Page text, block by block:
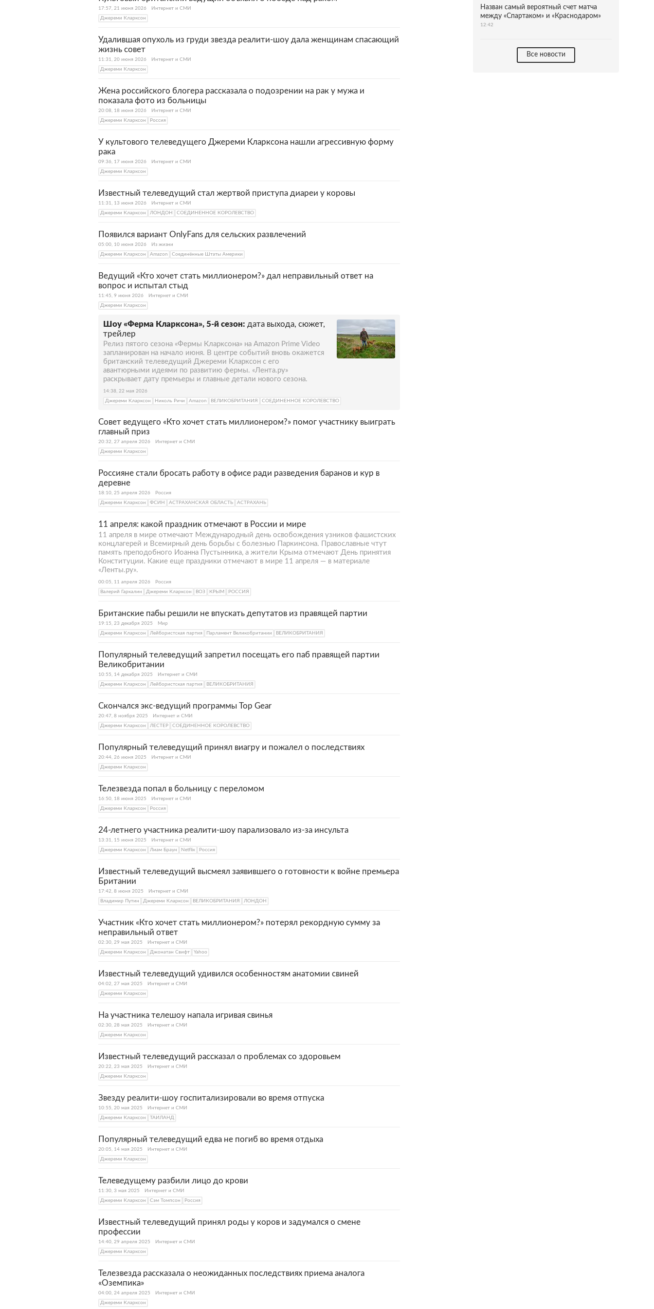
17:57, 21 июня 2026
Интернет и СМИ
Джереми Кларксон
Удалившая опухоль из груди звезда реалити-шоу дала женщинам спасающий
жизнь совет
11:31, 20 июня 2026
Интернет и СМИ
Джереми Кларксон
Жена российского блогера рассказала о подозрении на рак у мужа и
показала фото из больницы
20:08, 18 июня 2026
Интернет и СМИ
Джереми Кларксон
Россия
У культового телеведущего Джереми Кларксона нашли агрессивную форму
рака
09:36, 17 июня 2026
Интернет и СМИ
Джереми Кларксон
Известный телеведущий стал жертвой приступа диареи у коровы
11:31, 13 июня 2026
Интернет и СМИ
Джереми Кларксон
ЛОНДОН СОЕДИНЕННОЕ КОРОЛЕВСТВО
Появился вариант OnlyFans для сельских развлечений
05:00, 10 июня 2026
Из жизни
Джереми Кларксон
Amazon Соединённые Штаты Америки
Ведущий «Кто хочет стать миллионером?» дал неправильный ответ на
вопрос и испытал стыд
11:45, 9 июня 2026
Интернет и СМИ
Джереми Кларксон
Шоу «Ферма Кларксона», 5-й сезон: дата выхода, сюжет,
трейлер
Релиз пятого сезона «Фермы Кларксона» на Amazon Prime Video
запланирован на начало июня. В центре событий вновь окажется
британский телеведущий Джереми Кларксон с его
авантюрными идеями по развитию фермы. «Лента.ру»
раскрывает дату премьеры и главные детали нового сезона.
14:38, 22 мая 2026
Джереми Кларксон
Николь Ричи Amazon ВЕЛИКОБРИТАНИЯ СОЕДИНЕННОЕ КОРОЛЕВСТВО
Совет ведущего «Кто хочет стать миллионером?» помог участнику выиграть
главный приз
20:32, 27 апреля 2026
Интернет и СМИ
Джереми Кларксон
Россияне стали бросать работу в офисе ради разведения баранов и кур в
деревне
18:10, 25 апреля 2026
Россия
Джереми Кларксон
ФСИН АСТРАХАНСКАЯ ОБЛАСТЬ АСТРАХАНЬ
11 апреля: какой праздник отмечают в России и мире
11 апреля в мире отмечают Международный день освобождения узников фашистских
концлагерей и Всемирный день борьбы с болезнью Паркинсона. Православные чтут
память преподобного Иоанна Пустынника, а жители Крыма отмечают День принятия
Конституции. Какие еще праздники отмечают в мире 11 апреля — в материале
«Ленты.ру».
00:05, 11 апреля 2026
Россия
Валерий Гаркалин
Джереми Кларксон ВОЗ КРЫМ РОССИЯ
Британские пабы решили не впускать депутатов из правящей партии
19:15, 23 декабря 2025
Мир
Джереми Кларксон
Лейбористская партия Парламент Великобритании ВЕЛИКОБРИТАНИЯ
Популярный телеведущий запретил посещать его паб правящей партии
Великобритании
10:55, 14 декабря 2025
Интернет и СМИ
Джереми Кларксон
Лейбористская партия ВЕЛИКОБРИТАНИЯ
Скончался экс-ведущий программы Top Gear
20:47, 8 ноября 2025
Интернет и СМИ
Джереми Кларксон
ЛЕСТЕР СОЕДИНЕННОЕ КОРОЛЕВСТВО
Популярный телеведущий принял виагру и пожалел о последствиях
20:44, 26 июня 2025
Интернет и СМИ
Джереми Кларксон
Телезвезда попал в больницу с переломом
16:50, 18 июня 2025
Интернет и СМИ
Джереми Кларксон
Россия
24-летнего участника реалити-шоу парализовало из-за инсульта
13:31, 15 июня 2025
Интернет и СМИ
Джереми Кларксон
Лиам Браун Netflix Россия
Известный телеведущий высмеял заявившего о готовности к войне премьера
Британии
17:42, 8 июня 2025
Интернет и СМИ
Владимир Путин
Джереми Кларксон ВЕЛИКОБРИТАНИЯ ЛОНДОН
Участник «Кто хочет стать миллионером?» потерял рекордную сумму за
неправильный ответ
02:30, 29 мая 2025
Интернет и СМИ
Джереми Кларксон
Джонатан Свифт Yahoo
Известный телеведущий удивился особенностям анатомии свиней
04:02, 27 мая 2025
Интернет и СМИ
Джереми Кларксон
На участника телешоу напала игривая свинья
02:30, 28 мая 2025
Интернет и СМИ
Джереми Кларксон
Известный телеведущий рассказал о проблемах со здоровьем
20:22, 23 мая 2025
Интернет и СМИ
Джереми Кларксон
Звезду реалити-шоу госпитализировали во время отпуска
10:55, 20 мая 2025
Интернет и СМИ
Джереми Кларксон
ТАИЛАНД
Популярный телеведущий едва не погиб во время отдыха
20:05, 14 мая 2025
Интернет и СМИ
Джереми Кларксон
Телеведущему разбили лицо до крови
11:30, 3 мая 2025
Интернет и СМИ
Джереми Кларксон
Сэм Томпсон Россия
Известный телеведущий принял роды у коров и задумался о смене
профессии
14:40, 29 апреля 2025
Интернет и СМИ
Джереми Кларксон
Телезвезда рассказала о неожиданных последствиях приема аналога
«Оземпика»
04:00, 24 апреля 2025
Интернет и СМИ
Джереми Кларксон
Назван самый вероятный счет матча
между «Спартаком» и «Краснодаром»
12:42
Все новости